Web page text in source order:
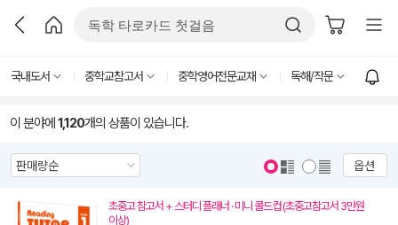
국내도서 중학교참고서 중학영어전문교재 독해/작문
이 분야에 1,120개의 상품이 있습니다.
옵션
초중고 참고서 + 스터디 플래너 · 미니 콜드컵 (초중고참고서 3만원
이상)